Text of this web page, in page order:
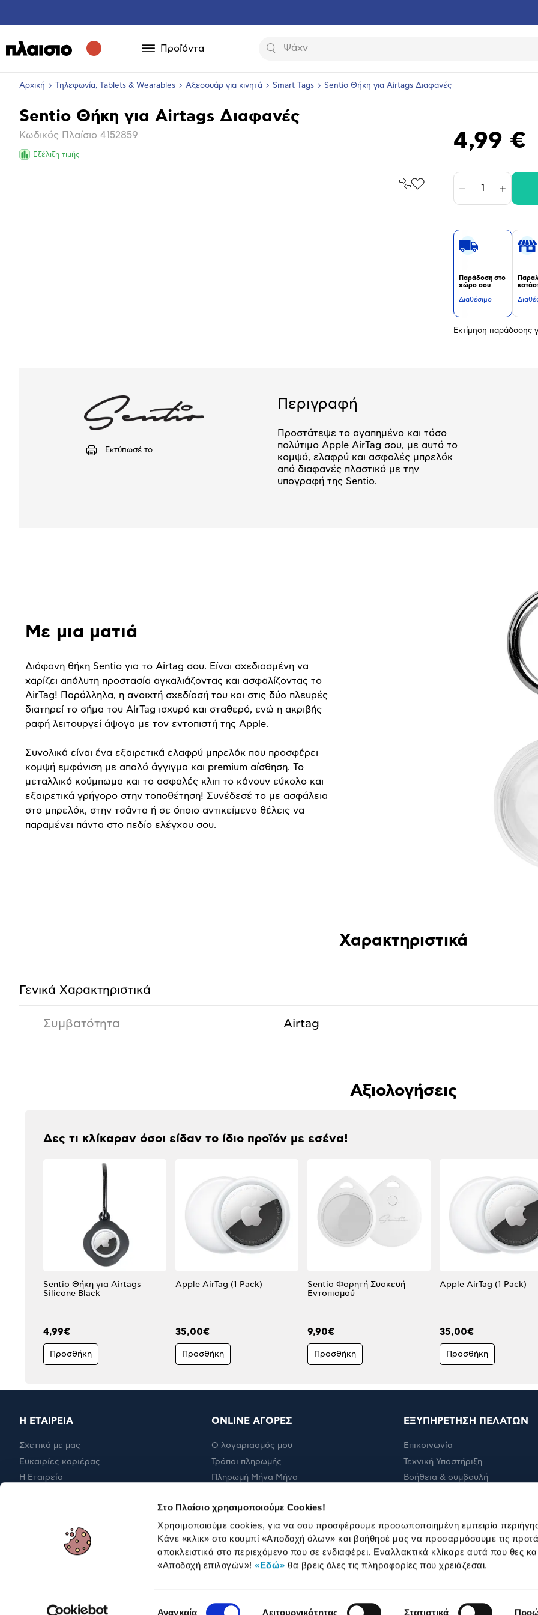
Στο Πλαίσιο χρησιμοποιούμε Cookies!
Χρησιμοποιούμε cookies, για να σου προσφέρουμε προσωποποιημένη εμπειρία
Κάνε «κλικ» στο κουμπί «Αποδοχή όλων» και βοήθησέ μας να προσαρμόσουμε τις
αποκλειστικά στο περιεχόμενο που σε ενδιαφέρει. Εναλλακτικά κλίκαρε αυτά που θες
«Αποδοχή επιλογών»!«Εδώ» θα βρεις όλες τις πληροφορίες που χρειάζεσαι.
Αναγκαία Λειτουργικότητας Στατιστικά
Προϊόντα Αναζήτηση
Αρχική Τηλεφωνία, Tablets & Wearables Αξεσουάρ για κινητά Smart Tags Sentio Θήκη για Airtags Διαφανές
Βασικά
χαρακτηριστικά
Sentio Θήκη για Airtags Διαφανές
Κωδικός Πλαίσιο 4152859
Εξέλιξη τιμής
Σύγκρινέ
Προσθήκη
Αγαπημένα
4,99 €
Μείωση Αύξηση
Παράδοση στο
χώρο σου
Διαθέσιμο
Εκτίμηση παράδοσης
Εκτύπωσέ το
Περιγραφή
Προστάτεψε το αγαπημένο και τόσο
πολύτιμο Apple AirTag σου, με αυτό το
κομψό, ελαφρύ και ασφαλές μπρελόκ
από διαφανές πλαστικό με την
υπογραφή της Sentio.
Με μια ματιά
Διάφανη θήκη Sentio για το Airtag σου. Είναι σχεδιασμένη να
χαρίζει απόλυτη προστασία αγκαλιάζοντας και ασφαλίζοντας το
AirTag! Παράλληλα, η ανοιχτή σχεδίασή του και στις δύο πλευρές
διατηρεί το σήμα του AirTag ισχυρό και σταθερό, ενώ η ακριβής
ραφή λειτουργεί άψογα με τον εντοπιστή της Apple.
Συνολικά είναι ένα εξαιρετικά ελαφρύ μπρελόκ που προσφέρει
κομψή εμφάνιση με απαλό άγγιγμα και premium αίσθηση. Το
μεταλλικό κούμπωμα και το ασφαλές κλιπ το κάνουν εύκολο και
εξαιρετικά γρήγορο στην τοποθέτηση! Συνέδεσέ το με ασφάλεια
στο μπρελόκ, στην τσάντα ή σε όποιο αντικείμενο θέλεις να
παραμένει πάντα στο πεδίο ελέγχου σου.
Χαρακτηριστικά
Γενικά Xαρακτηριστικά
Συμβατότητα Airtag
Αξιολογήσεις
Δες τι κλίκαραν όσοι είδαν το ίδιο προϊόν με εσένα!
Sentio Θήκη για Airtags
Silicone Black
4,99€
Προσθήκη
Apple AirTag (1 Pack)
35,00€
Προσθήκη
Sentio Φορητή Συσκευή
Εντοπισμού
9,90€
Προσθήκη
Apple AirTag (1 Pack)
35,00€
Προσθήκη
Η ΕΤΑΙΡΕΙΑ
Σχετικά με μας
Ευκαιρίες καριέρας
Η Εταιρεία
ONLINE ΑΓΟΡΕΣ
Ο λογαριασμός μου
Τρόποι πληρωμής
Πληρωμή Μήνα Μήνα
Επιστροφές
ΕΞΥΠΗΡΕΤΗΣΗ ΠΕΛΑΤΩΝ
Επικοινωνία
Τεχνική Υποστήριξη
Βοήθεια & συμβουλή
Όροι εμπορικών ενεργειών
Καταστήματα
ΓΙΑ ΕΠΑΓΓΕΛΜΑΤΙΕΣ